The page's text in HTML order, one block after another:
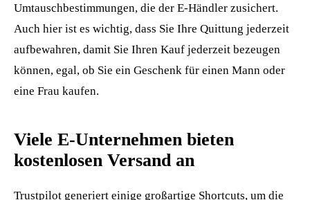
Umtauschbestimmungen, die der E-Händler zusichert.
Auch hier ist es wichtig, dass Sie Ihre Quittung jederzeit
aufbewahren, damit Sie Ihren Kauf jederzeit bezeugen
können, egal, ob Sie ein Geschenk für einen Mann oder
eine Frau kaufen.
Viele E-Unternehmen bieten
kostenlosen Versand an
Trustpilot generiert einige großartige Shortcuts, um die